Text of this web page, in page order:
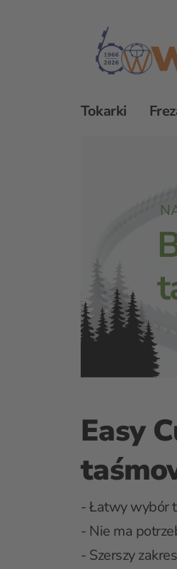
Tokarki
Piły
Easy
- Łatwy wybór
- Nie ma
- Szerszy